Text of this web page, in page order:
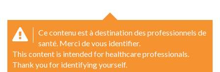
Ce contenu est à destination des professionnels de
santé. Merci de vous identifier.
This content is intended for healthcare professionals.
Thank you for identifying yourself.